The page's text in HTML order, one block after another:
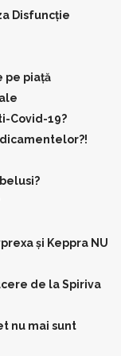
Disfuncție
pe piață
Covid-19?
și Keppra NU
de la Spiriva
nu mai sunt